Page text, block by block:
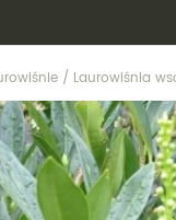
amerykańskie
jadalne
/ Laurowiśnia